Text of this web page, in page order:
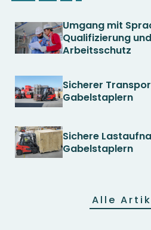
Umgang mit
Qualifizierung
Arbeitsschutz
Sicherer
Gabelstaplern
Sichere
Gabelstaplern
Alle